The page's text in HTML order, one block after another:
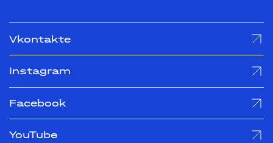
Vkontakte
Instagram
Facebook
YouTube